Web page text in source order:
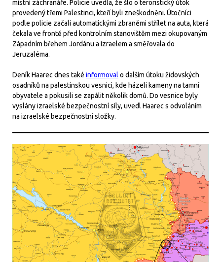
místní záchranáře. Policie uvedla, že šlo o teroristický útok
provedený třemi Palestinci, kteří byli zneškodněni. Útočníci
podle policie začali automatickými zbraněmi střílet na auta, která
čekala ve frontě před kontrolním stanovištěm mezi okupovaným
Západním břehem Jordánu a Izraelem a směřovala do
Jeruzaléma.
Deník Haarec dnes také informoval o dalším útoku židovských
osadníků na palestinskou vesnici, kde házeli kameny na tamní
obyvatele a pokusili se zapálit několik domů. Do vesnice byly
vyslány izraelské bezpečnostní síly, uvedl Haarec s odvoláním
na izraelské bezpečnostní složky.